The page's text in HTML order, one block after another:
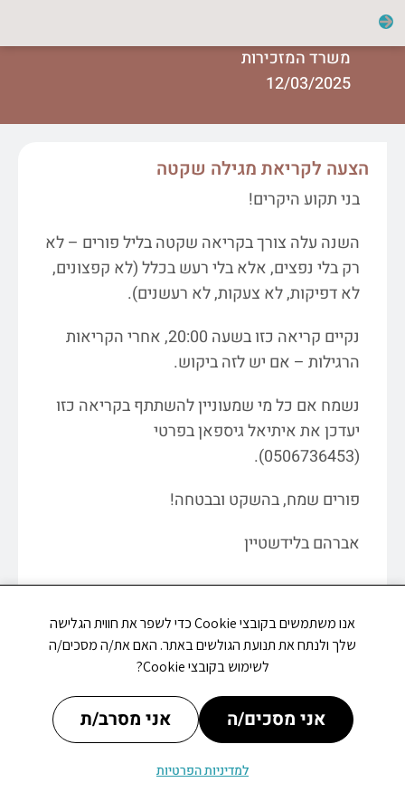
משרד המזכירות
12/03/2025
הצעה לקריאת מגילה שקטה
בני תקוע היקרים!
השנה עלה צורך בקריאה שקטה בליל פורים – לא
רק בלי נפצים, אלא בלי רעש בכלל (לא קפצונים,
לא דפיקות, לא צעקות, לא רעשנים).
נקיים קריאה כזו בשעה 20:00, אחרי הקריאות
הרגילות – אם יש לזה ביקוש.
נשמח אם כל מי שמעוניין להשתתף בקריאה כזו
יעדכן את איתיאל גיספאן בפרטי
(0506736453).
פורים שמח, בהשקט ובבטחה!
אברהם בלידשטיין
עדכונים אירועים
אנו משתמשים בקובצי Cookie כדי לשפר את חווית הגלישה
שלך ולנתח את תנועת הגולשים באתר. האם את/ה מסכים/ה
לשימוש בקובצי Cookie?
אני מסכים/ה אני מסרב/ת
למדיניות הפרטיות